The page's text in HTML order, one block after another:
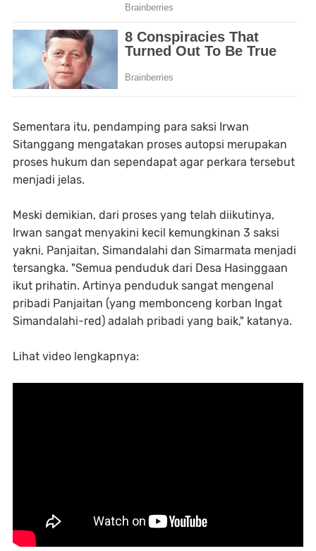
Sementara itu, pendamping para saksi Irwan
Sitanggang mengatakan proses autopsi merupakan
proses hukum dan sependapat agar perkara tersebut
menjadi jelas.
Meski demikian, dari proses yang telah diikutinya,
Irwan sangat menyakini kecil kemungkinan 3 saksi
yakni, Panjaitan, Simandalahi dan Simarmata menjadi
tersangka. "Semua penduduk dari Desa Hasinggaan
ikut prihatin. Artinya penduduk sangat mengenal
pribadi Panjaitan (yang membonceng korban Ingat
Simandalahi-red) adalah pribadi yang baik," katanya.
Lihat video lengkapnya: